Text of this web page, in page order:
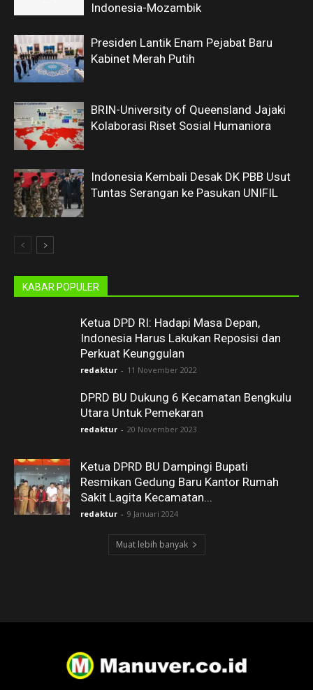
Indonesia-Mozambik
Presiden Lantik Enam Pejabat Baru
Kabinet Merah Putih
BRIN-University of Queensland Jajaki
Kolaborasi Riset Sosial Humaniora
Indonesia Kembali Desak DK PBB Usut
Tuntas Serangan ke Pasukan UNIFIL
KABAR POPULER
Ketua DPD RI: Hadapi Masa Depan,
Indonesia Harus Lakukan Reposisi dan
Perkuat Keunggulan
redaktur - 11 November 2022
DPRD BU Dukung 6 Kecamatan Bengkulu
Utara Untuk Pemekaran
redaktur - 20 November 2023
Ketua DPRD BU Dampingi Bupati
Resmikan Gedung Baru Kantor Rumah
Sakit Lagita Kecamatan...
redaktur - 9 Januari 2024
Muat lebih banyak